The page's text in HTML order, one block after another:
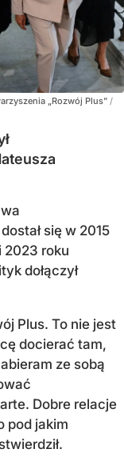
„Rozwój Plus” /
się w 2015
2023 roku
dołączył
Plus. To nie jest
docierać tam,
ze sobą
Dobre relacje
pod jakim